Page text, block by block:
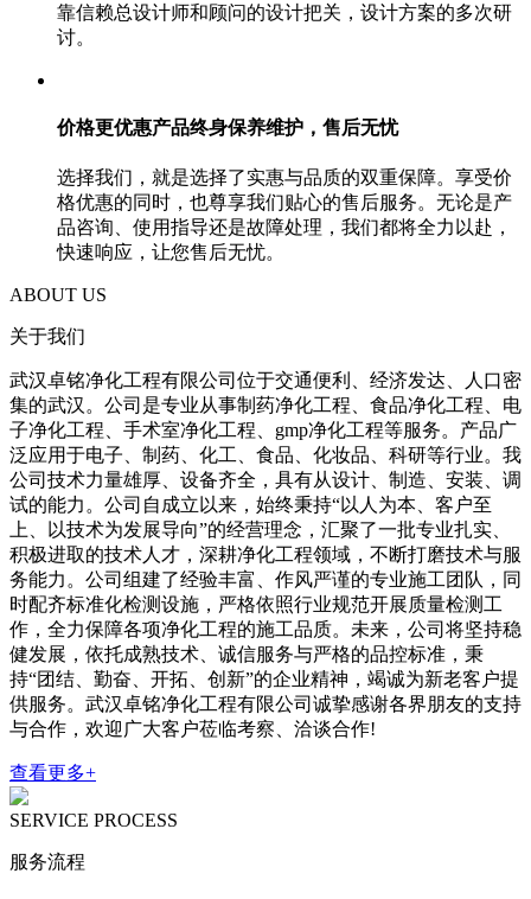
靠信赖总设计师和顾问的设计把关，设计方案的多次研
讨。
价格更优惠产品终身保养维护，售后无忧
选择我们，就是选择了实惠与品质的双重保障。享受价
格优惠的同时，也尊享我们贴心的售后服务。无论是产
品咨询、使用指导还是故障处理，我们都将全力以赴，
快速响应，让您售后无忧。
ABOUT US
关于我们
武汉卓铭净化工程有限公司位于交通便利、经济发达、人口密
集的武汉。公司是专业从事制药净化工程、食品净化工程、电
子净化工程、手术室净化工程、gmp净化工程等服务。产品广
泛应用于电子、制药、化工、食品、化妆品、科研等行业。我
公司技术力量雄厚、设备齐全，具有从设计、制造、安装、调
试的能力。公司自成立以来，始终秉持“以人为本、客户至
上、以技术为发展导向”的经营理念，汇聚了一批专业扎实、
积极进取的技术人才，深耕净化工程领域，不断打磨技术与服
务能力。公司组建了经验丰富、作风严谨的专业施工团队，同
时配齐标准化检测设施，严格依照行业规范开展质量检测工
作，全力保障各项净化工程的施工品质。未来，公司将坚持稳
健发展，依托成熟技术、诚信服务与严格的品控标准，秉
持“团结、勤奋、开拓、创新”的企业精神，竭诚为新老客户提
供服务。武汉卓铭净化工程有限公司诚挚感谢各界朋友的支持
与合作，欢迎广大客户莅临考察、洽谈合作!
查看更多+
SERVICE PROCESS
服务流程